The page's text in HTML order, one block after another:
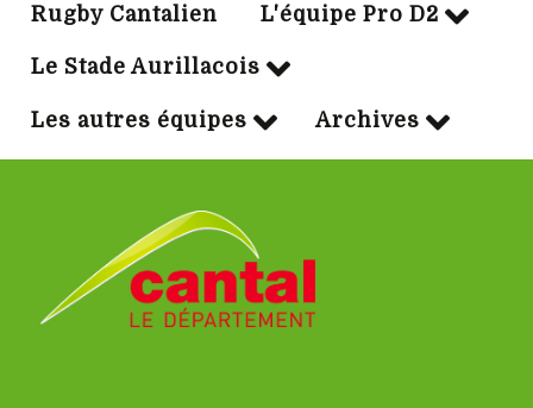
Rugby Cantalien L'équipe Pro D2
Le Stade Aurillacois
Les autres équipes Archives